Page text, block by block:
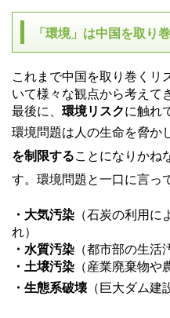
「環境」は中国を取り
これまで中国を取り巻くリ
いて様々な観点から考えて
最後に、 環境リスクに触れ
環境問題は人の生命を脅か
を制限することになりかね
す。 環境問題と一口に言っ
・大気汚染 （石炭の利用
れ）
・水質汚染 （都市部の生活
・土壌汚染 （産業廃棄物や
・生態系破壊（巨大ダム建